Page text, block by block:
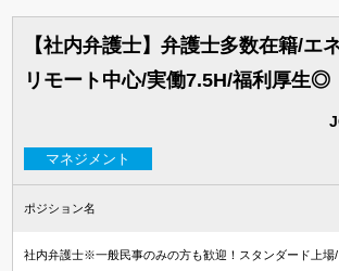
【社内弁護士】弁護士多数在籍/エ
リモート中心/実働7.5H/福利厚生◎
マネジメント
ポジション名
社内弁護士※一般民事のみの方も歓迎！スタンダード上場